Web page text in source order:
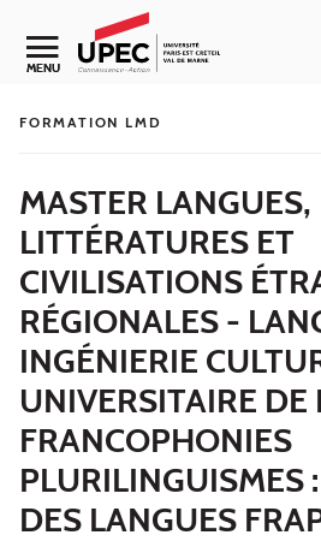
Aller au contenu
Navigation secondaire
MENU
FORMATION LMD
MASTER LANGUES,
LITTÉRATURES ET
CIVILISATIONS
RÉGIONALES -
INGÉNIERIE
UNIVERSITAIRE DE
FRANCOPHONIES
PLURILINGUISMES
DES LANGUES